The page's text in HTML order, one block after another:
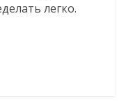
легко.